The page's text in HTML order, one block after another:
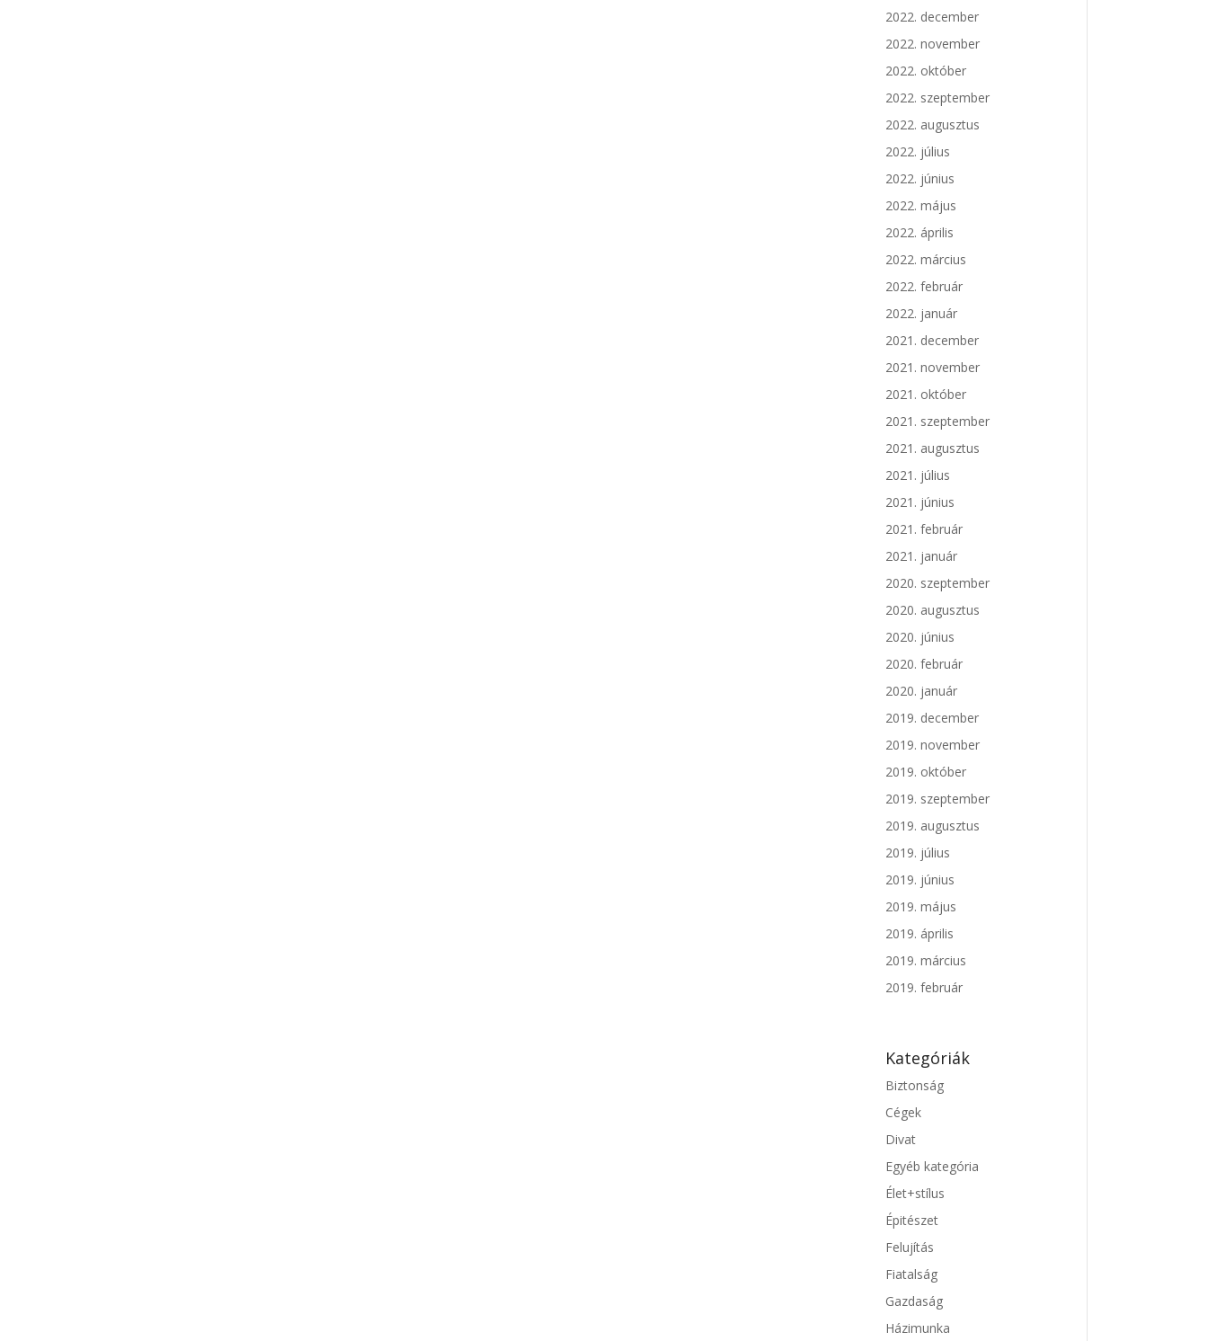
2022. december
2022. november
2022. október
2022. szeptember
2022. augusztus
2022. július
2022. június
2022. május
2022. április
2022. március
2022. február
2022. január
2021. december
2021. november
2021. október
2021. szeptember
2021. augusztus
2021. július
2021. június
2021. február
2021. január
2020. szeptember
2020. augusztus
2020. június
2020. február
2020. január
2019. december
2019. november
2019. október
2019. szeptember
2019. augusztus
2019. július
2019. június
2019. május
2019. április
2019. március
2019. február
Kategóriák
Biztonság
Cégek
Divat
Egyéb kategória
Élet+stílus
Épitészet
Felujítás
Fiatalság
Gazdaság
Házimunka